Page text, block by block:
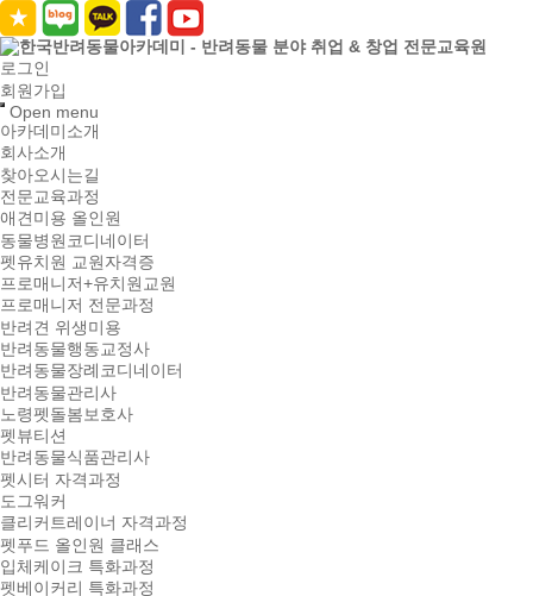
로그인
회원가입
Open menu
아카데미소개
회사소개
찾아오시는길
전문교육과정
애견미용 올인원
동물병원코디네이터
펫유치원 교원자격증
프로매니저+유치원교원
프로매니저 전문과정
반려견 위생미용
반려동물행동교정사
반려동물장례코디네이터
반려동물관리사
노령펫돌봄보호사
펫뷰티션
반려동물식품관리사
펫시터 자격과정
도그워커
클리커트레이너 자격과정
펫푸드 올인원 클래스
입체케이크 특화과정
펫베이커리 특화과정